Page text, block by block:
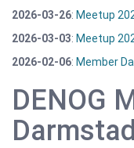
2026-03-26: Meetup
2026-03-03: Meetup
2026-02-06: Member
DENOG